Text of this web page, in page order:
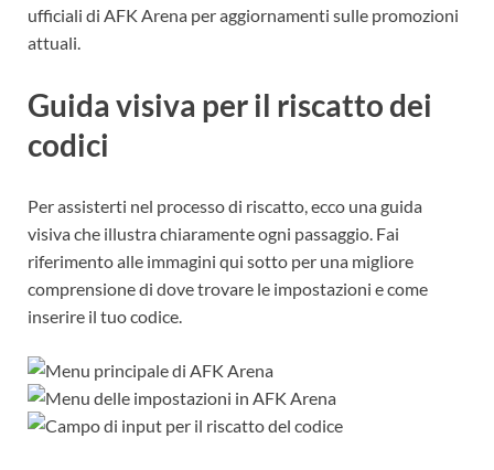
ufficiali di AFK Arena per aggiornamenti sulle promozioni
attuali.
Guida visiva per il riscatto dei
codici
Per assisterti nel processo di riscatto, ecco una guida
visiva che illustra chiaramente ogni passaggio. Fai
riferimento alle immagini qui sotto per una migliore
comprensione di dove trovare le impostazioni e come
inserire il tuo codice.